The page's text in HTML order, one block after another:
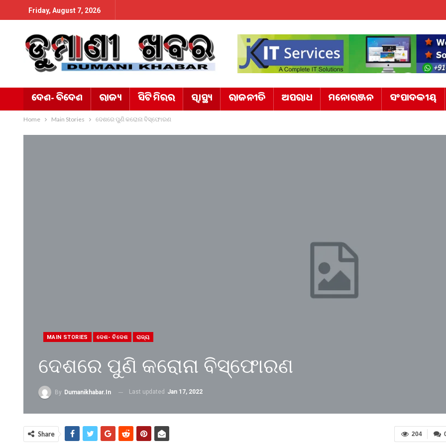
Friday, August 7, 2026
ଦେଶ- ବିଦେଶ ରାଜ୍ୟ ସିଟି ମିରର ସ୍ୱାସ୍ଥ୍ୟ ରାଜନୀତି ଅପରାଧ ମନୋରଞ୍ଜନ ସଂପାଦକୀୟ
Home Main Stories ଦେଶରେ ପୁଣି କରୋନା ବିସ୍ଫୋରଣ
MAIN STORIES ଦେଶ- ବିଦେଶ ରାଜ୍ୟ
ଦେଶରେ ପୁଣି କରୋନା ବିସ୍ଫୋରଣ
By Dumanikhabar.in Last updated Jan 17, 2022
204
Share